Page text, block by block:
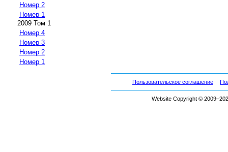
Номер 2
Номер 1
2009 Том 1
Номер 4
Номер 3
Номер 2
Номер 1
Пользовательское соглашение
Website Copyright ©